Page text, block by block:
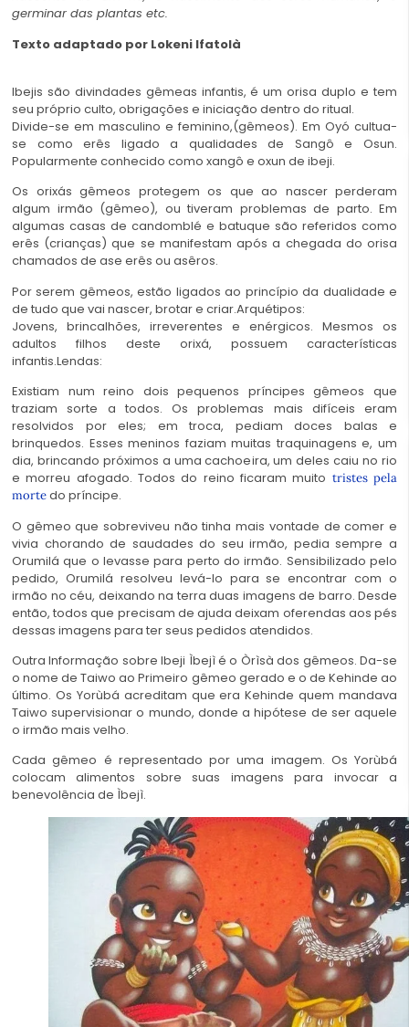
germinar das plantas etc.
Texto adaptado por Lokeni Ifatolà
Ibejis são divindades gêmeas infantis, é um orisa duplo e tem
seu próprio culto, obrigações e iniciação dentro do ritual.
Divide-se em masculino e feminino,(gêmeos). Em Oyó cultua-
se como erês ligado a qualidades de Sangô e Osun.
Popularmente conhecido como xangô e oxun de ibeji.
Os orixás gêmeos protegem os que ao nascer perderam
algum irmão (gêmeo), ou tiveram problemas de parto. Em
algumas casas de candomblé e batuque são referidos como
erês (crianças) que se manifestam após a chegada do orisa
chamados de ase erês ou asêros.
Por serem gêmeos, estão ligados ao princípio da dualidade e
de tudo que vai nascer, brotar e criar.Arquétipos:
Jovens, brincalhões, irreverentes e enérgicos. Mesmos os
adultos filhos deste orixá, possuem características
infantis.Lendas:
Existiam num reino dois pequenos príncipes gêmeos que
traziam sorte a todos. Os problemas mais difíceis eram
resolvidos por eles; em troca, pediam doces balas e
brinquedos. Esses meninos faziam muitas traquinagens e, um
dia, brincando próximos a uma cachoeira, um deles caiu no rio
e morreu afogado. Todos do reino ficaram muito tristes pela
mortedo príncipe.
O gêmeo que sobreviveu não tinha mais vontade de comer e
vivia chorando de saudades do seu irmão, pedia sempre a
Orumilá que o levasse para perto do irmão. Sensibilizado pelo
pedido, Orumilá resolveu levá-lo para se encontrar com o
irmão no céu, deixando na terra duas imagens de barro. Desde
então, todos que precisam de ajuda deixam oferendas aos pés
dessas imagens para ter seus pedidos atendidos.
Outra Informação sobre Ibeji Ìbejì é o Òrìsà dos gêmeos. Da-se
o nome de Taiwo ao Primeiro gêmeo gerado e o de Kehinde ao
último. Os Yorùbá acreditam que era Kehinde quem mandava
Taiwo supervisionar o mundo, donde a hipótese de ser aquele
o irmão mais velho.
Cada gêmeo é representado por uma imagem. Os Yorùbá
colocam alimentos sobre suas imagens para invocar a
benevolência de Ìbejì.